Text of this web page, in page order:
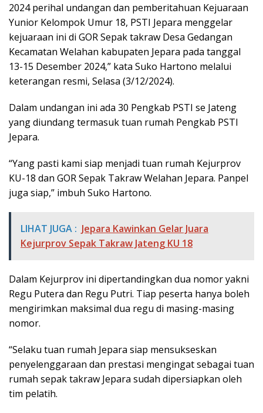
2024 perihal undangan dan pemberitahuan Kejuaraan
Yunior Kelompok Umur 18, PSTI Jepara menggelar
kejuaraan ini di GOR Sepak takraw Desa Gedangan
Kecamatan Welahan kabupaten Jepara pada tanggal
13-15 Desember 2024,” kata Suko Hartono melalui
keterangan resmi, Selasa (3/12/2024).
Dalam undangan ini ada 30 Pengkab PSTI se Jateng
yang diundang termasuk tuan rumah Pengkab PSTI
Jepara.
“Yang pasti kami siap menjadi tuan rumah Kejurprov
KU-18 dan GOR Sepak Takraw Welahan Jepara. Panpel
juga siap,” imbuh Suko Hartono.
LIHAT JUGA : Jepara Kawinkan Gelar Juara
Kejurprov Sepak Takraw Jateng KU 18
Dalam Kejurprov ini dipertandingkan dua nomor yakni
Regu Putera dan Regu Putri. Tiap peserta hanya boleh
mengirimkan maksimal dua regu di masing-masing
nomor.
“Selaku tuan rumah Jepara siap mensukseskan
penyelenggaraan dan prestasi mengingat sebagai tuan
rumah sepak takraw Jepara sudah dipersiapkan oleh
tim pelatih.